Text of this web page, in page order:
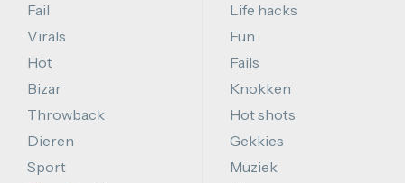
Fail
Virals
Hot
Bizar
Throwback
Dieren
Sport
Life hacks
Fun
Fails
Knokken
Hot shots
Gekkies
Muziek